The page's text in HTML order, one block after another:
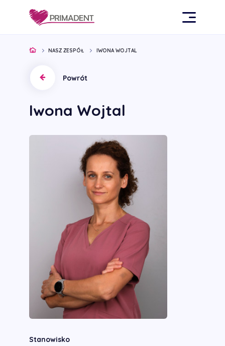
NASZ ZESPÓŁ IWONA WOJTAL
Iwona Wojtal
Powrót
Stanowisko